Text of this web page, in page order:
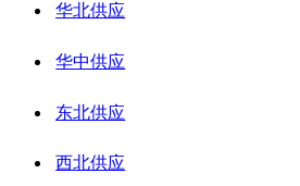
华北供应
华中供应
东北供应
西北供应